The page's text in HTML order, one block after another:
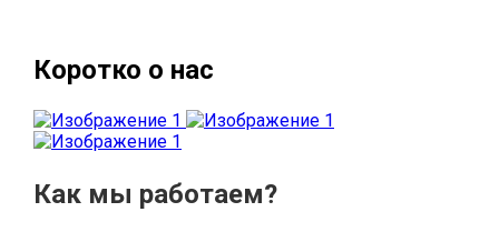
Коротко о нас
Как мы работаем?